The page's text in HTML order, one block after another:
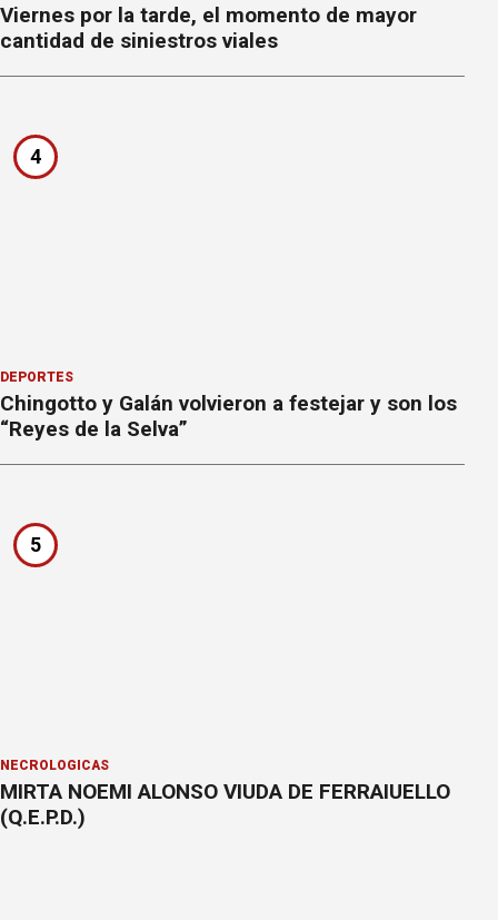
Viernes por la tarde, el momento de mayor
cantidad de siniestros viales
4
DEPORTES
Chingotto y Galán volvieron a festejar y son los
“Reyes de la Selva”
5
NECROLÓGICAS
MIRTA NOEMI ALONSO VIUDA DE FERRAIUELLO
(Q.E.P.D.)